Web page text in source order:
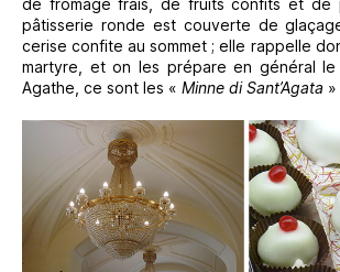
de fromage frais, de fruits confits et de
pâtisserie ronde est couverte de
cerise confite au sommet ; elle rappelle
martyre, et on les prépare en général
Agathe, ce sont les « Minne di Sant’Agata